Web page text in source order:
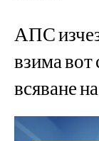
АПС
взима
всяване